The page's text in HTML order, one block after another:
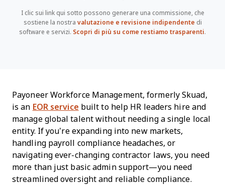
I clic sui link qui sotto possono generare una commissione, che
sostiene la nostra valutazione e revisione indipendente di
software e servizi. Scopri di più su come restiamo trasparenti.
Payoneer Workforce Management, formerly Skuad,
is an EOR service built to help HR leaders hire and
manage global talent without needing a single local
entity. If you’re expanding into new markets,
handling payroll compliance headaches, or
navigating ever-changing contractor laws, you need
more than just basic admin support—you need
streamlined oversight and reliable compliance.